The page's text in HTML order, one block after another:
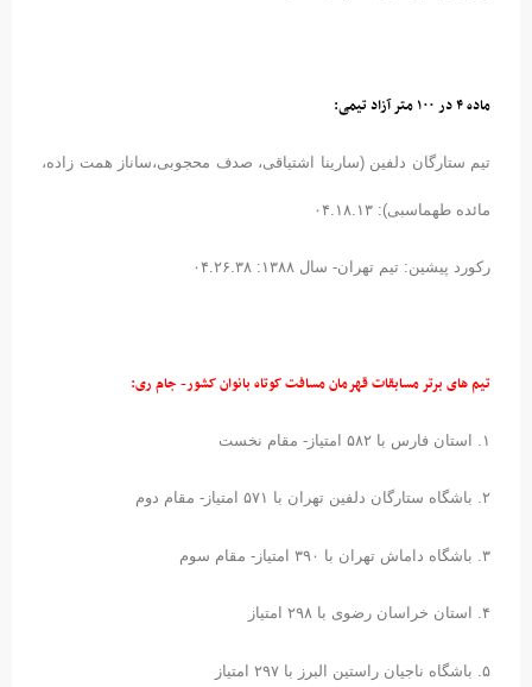
ماده ۴ در ۱۰۰ متر آزاد تیمی:
تیم ستارگان دلفین (سارینا اشتیاقی، صدف محجوبی،ساناز همت زاده،
مائده طهماسبی): ۰۴.۱۸.۱۳
رکورد پیشین: تیم تهران- سال ۱۳۸۸: ۰۴.۲۶.۳۸
تیم های برتر مسابقات قهرمان مسافت کوتاه بانوان کشور- جام ری:
۲. باشگاه ستارگان دلفین تهران با ۵۷۱ امتیاز- مقام دوم
۳. باشگاه داماش تهران با ۳۹۰ امتیاز- مقام سوم
۴. استان خراسان رضوی با ۲۹۸ امتیاز
۵. باشگاه ناجیان راستین البرز با ۲۹۷ امتیاز